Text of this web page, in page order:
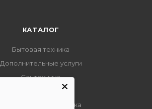
КАТАЛОГ
Бытовая техника
Дополнительные услуги
Сантехника
Садовая техника
Климатическая техника